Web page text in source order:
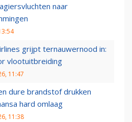
naar
grijpt ternauwernood in:
vlootuitbreiding
11:47
dure brandstof drukken
hard omlaag
11:38